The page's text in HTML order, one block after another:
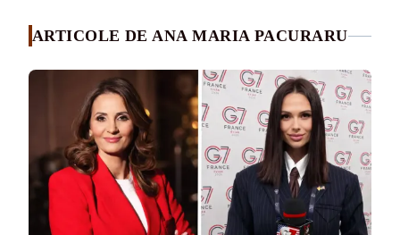
ARTICOLE DE ANA MARIA PACURARU